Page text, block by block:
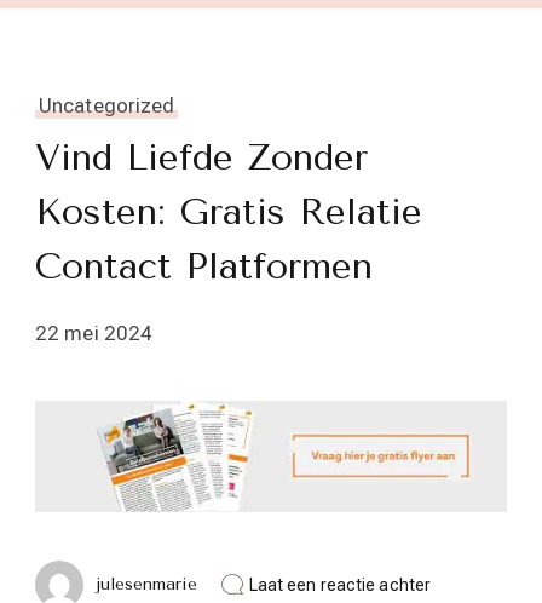
Uncategorized
Vind Liefde Zonder
Kosten: Gratis Relatie
Contact Platformen
22 mei 2024
julesenmarie Laat een reactie achterop